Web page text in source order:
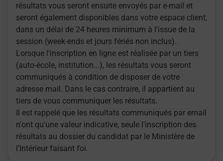
résultats vous seront ensuite envoyés par e-mail et
seront également disponibles dans votre espace client,
dans un délai de 24 heures minimum à l'issue de la
session (week-ends et jours fériés non inclus).
Lorsque l'inscription en ligne est réalisée par un tiers
(auto-école, institution...), les résultats vous seront
communiqués à condition de disposer de votre
adresse mail. Dans le cas contraire, il appartient au
tiers de vous communiquer les résultats.
Il est rappelé que les résultats communiqués par email
n'ont qu'une valeur indicative, seule l'inscription des
résultats au dossier du candidat par le Ministère de
l'Intérieur faisant foi.